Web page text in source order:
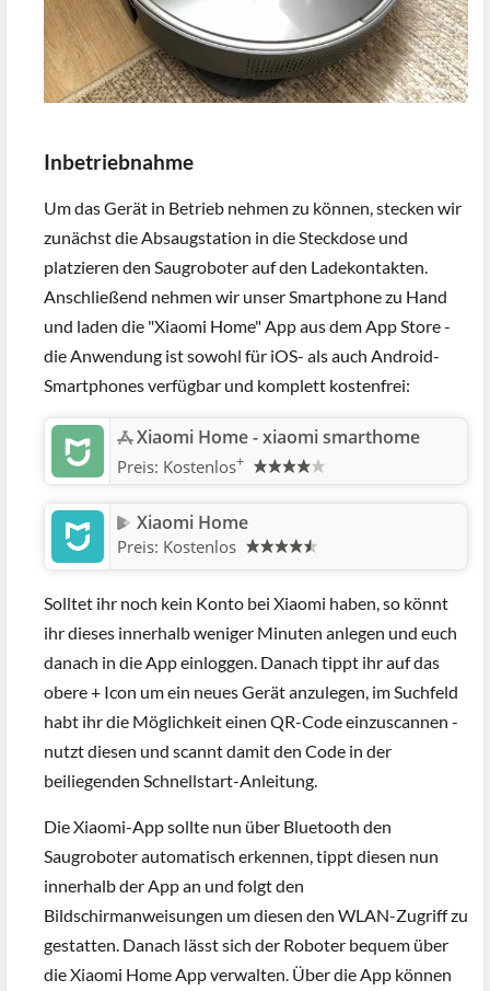
Inbetriebnahme
Um das Gerät in Betrieb nehmen zu können, stecken wir
zunächst die Absaugstation in die Steckdose und
platzieren den Saugroboter auf den Ladekontakten.
Anschließend nehmen wir unser Smartphone zu Hand
und laden die "Xiaomi Home" App aus dem App Store -
die Anwendung ist sowohl für iOS- als auch Android-
Smartphones verfügbar und komplett kostenfrei:
‎Xiaomi Home - xiaomi smarthome
Preis: Kostenlos+
Xiaomi Home
Preis: Kostenlos
Solltet ihr noch kein Konto bei Xiaomi haben, so könnt
ihr dieses innerhalb weniger Minuten anlegen und euch
danach in die App einloggen. Danach tippt ihr auf das
obere + Icon um ein neues Gerät anzulegen, im Suchfeld
habt ihr die Möglichkeit einen QR-Code einzuscannen -
nutzt diesen und scannt damit den Code in der
beiliegenden Schnellstart-Anleitung.
Die Xiaomi-App sollte nun über Bluetooth den
Saugroboter automatisch erkennen, tippt diesen nun
innerhalb der App an und folgt den
Bildschirmanweisungen um diesen den WLAN-Zugriff zu
gestatten. Danach lässt sich der Roboter bequem über
die Xiaomi Home App verwalten. Über die App können